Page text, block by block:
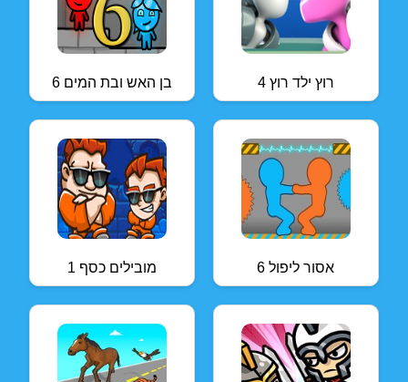
בן האש ובת המים 6 רוץ ילד רוץ 4
מובילים כסף 1 אסור ליפול 6